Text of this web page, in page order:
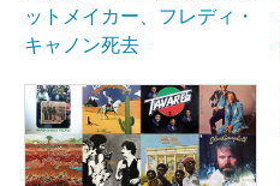
ットメイカー、フレディ・
キャノン死去